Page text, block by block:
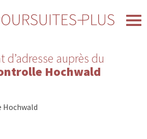
d’adresse auprès du
Hochwald